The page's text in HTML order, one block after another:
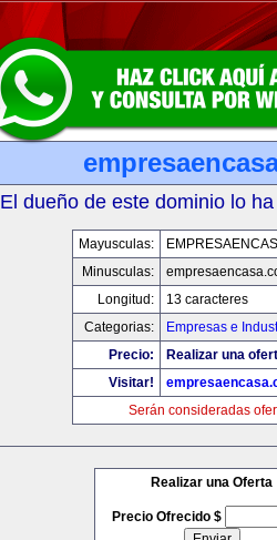
El dueño de este dominio lo
Mayusculas:
Minusculas:
Longitud:
13 caracteres
Categorias:
Empresas e
Precio:
Realizar una
Visitar!
Serán consideradas
Realizar una Oferta
Precio Ofrecido $